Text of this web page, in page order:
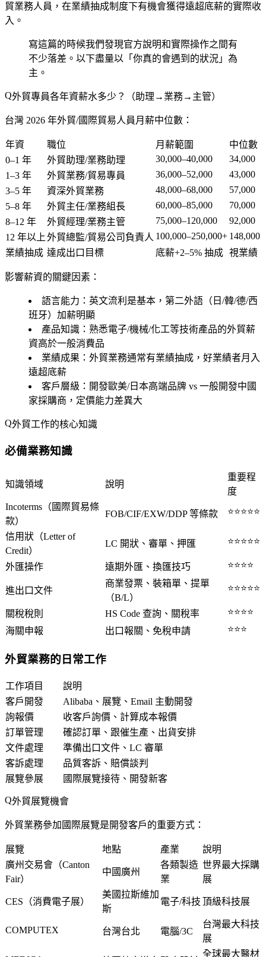
貿業務人員，在業績抽成制度下有機會獲得遠超底薪的實際收
入。
寫這篇的時候我們發現官方說明和實際操作之間有
不少落差。以下盡量以「你真的會遇到的狀況」為
主。
外貿專員各年資薪水多少？（助理→業務→主管）
台灣 2026 年外貿/國際貿易人員月薪中位數：
年資 職位 月薪範圍
中位數
0–1 年
外貿助理/業務助理 30,000–40,000
34,000
1–3 年
外貿業務/貿易專員 36,000–52,000
43,000
3–5 年
資深外貿業務 48,000–68,000
57,000
5–8 年
外貿主任/業務組長 60,000–85,000
70,000
8–12 年
外貿經理/業務主管 75,000–120,000
92,000
12 年以上 外貿總監/貿易公司負責人 100,000–250,000+ 148,000
業績抽成 達成出口目標 底薪+2–5% 抽成 視業績
影響薪資的關鍵因素：
語言能力 ：英文流利是基本，第二外語（日/韓/德/西
班牙）加薪明顯
產品知識 ：熟悉電子/機械/化工等技術產品的外貿薪
資高於一般消費品
業績成果 ：外貿業務通常有業績抽成，好業績者月入
遠超底薪
客戶層級 ：開發歐美/日本高端品牌 vs 一般開發中國
家採購商，定價能力差異大
外貿工作的核心知識
必備業務知識
知識領域 說明
重要程
度
Incoterms（國際貿易條
款）
FOB/CIF/EXW/DDP 等條款 ⭐⭐⭐⭐⭐
信用狀（Letter of
Credit）
LC 開狀、審單、押匯 ⭐⭐⭐⭐⭐
外匯操作 遠期外匯、換匯技巧 ⭐⭐⭐⭐
進出口文件
商業發票、裝箱單、提單
（B/L）
⭐⭐⭐⭐⭐
關稅稅則 HS Code 查詢、關稅率
⭐⭐⭐⭐
海關申報
出口報關、免稅申請 ⭐⭐⭐
外貿業務的日常工作
工作項目
說明
客戶開發
Alibaba、展覽、Email 主動開發
詢報價
收客戶詢價、計算成本報價
訂單管理
確認訂單、跟催生產、出貨安排
文件處理
準備出口文件、LC 審單
客訴處理
品質客訴、賠償談判
展覽參展
國際展覽接待、開發新客
外貿展覽機會
外貿業務參加國際展覽是開發客戶的重要方式：
展覽 地點 產業
說明
廣州交易會（Canton
Fair）
中國廣州
各類製造
業
世界最大採購
展
CES（消費電子展）
美國拉斯維加
斯
電子/科技 頂級科技展
COMPUTEX 台灣台北 電腦/3C
台灣最大科技
展
全球最大醫材